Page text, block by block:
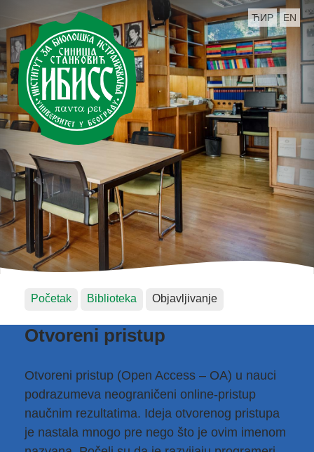
ЋИР EN
Početak Biblioteka Objavljivanje
Otvoreni pristup
Otvoreni pristup (Open Access – OA) u nauci
podrazumeva neograničeni online-pristup
naučnim rezultatima. Ideja otvorenog pristupa
je nastala mnogo pre nego što je ovim imenom